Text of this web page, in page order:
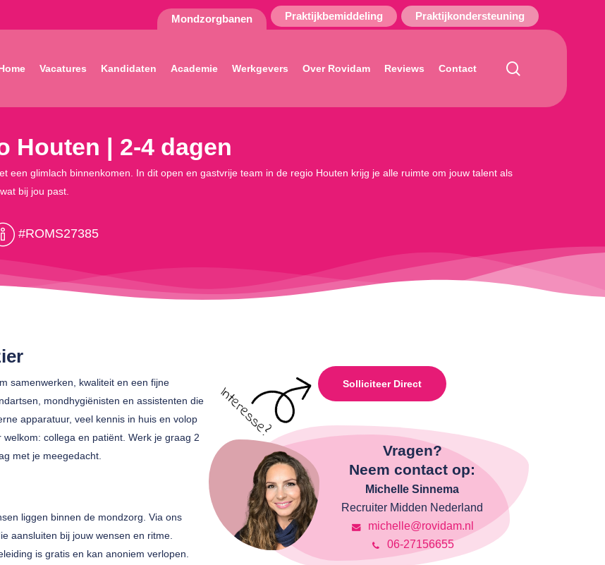
Mondzorgbanen Praktijkbemiddeling Praktijkondersteuning
Vacatures Kandidaten Academie Werkgevers Over Rovidam Reviews Contact
Houten | 2-4 dagen
een glimlach binnenkomen. In dit open en gastvrije team in de regio Houten krijg je alle ruimte om jouw talent als
bij jou past.
#ROMS27385
samenwerken, kwaliteit en een fijne
mondhygiënisten en assistenten die
apparatuur, veel kennis in huis en volop
collega en patiënt. Werk je graag 2
met je meegedacht.
liggen binnen de mondzorg. Via ons
aansluiten bij jouw wensen en ritme.
is gratis en kan anoniem verlopen.
Solliciteer Direct
Vragen?
Neem contact op:
Michelle Sinnema
Recruiter Midden Nederland
michelle@rovidam.nl
06-27156655